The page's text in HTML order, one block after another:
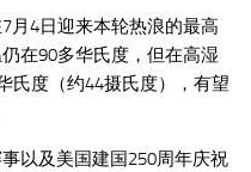
月4日迎来本轮热浪的最高
在90多华氏度，但在高湿
氏度（约44摄氏度），有望
以及美国建国250周年庆祝